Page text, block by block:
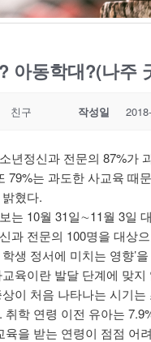
아동학대?(나주
친구 작성일
년정신과 전문의 87%가
79%는 과도한 사교육 때
혔다.
는 10월 31일∼11월 3일
과 전문의 100명을 대상
생 정서에 미치는 영향’
육이란 발달 단계에 맞지
이 처음 나타나는 시기
취학 연령 이전 유아는
육을 받는 연령이 점점 어